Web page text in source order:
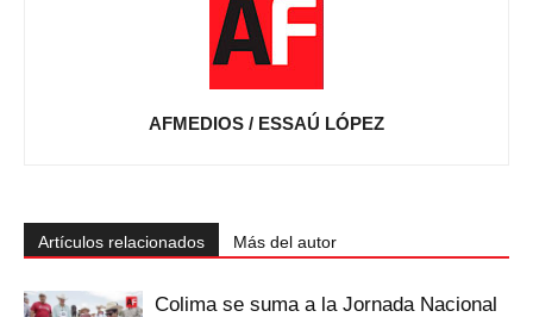
AFMEDIOS / ESSAÚ LÓPEZ
Artículos relacionados Más del autor
Colima se suma a la Jornada Nacional